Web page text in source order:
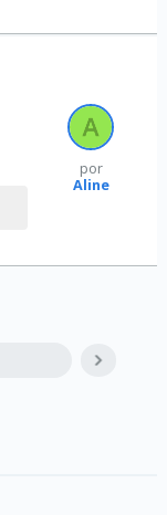
por
Aline